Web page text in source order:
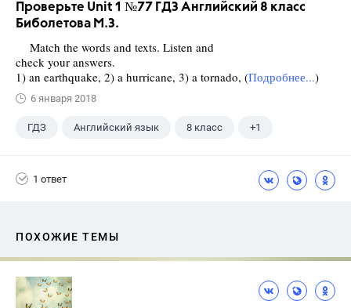
Проверьте Unit 1 №77 ГДЗ Английский 8 класс
Биболетова М.З.
Match the words and texts. Listen and
check your answers.
1) an earthquake, 2) a hurricane, 3) a tornado, (Подробнее...)
6 января 2018
ГДЗ Английский язык 8 класс +1
1 ответ
ПОХОЖИЕ ТЕМЫ